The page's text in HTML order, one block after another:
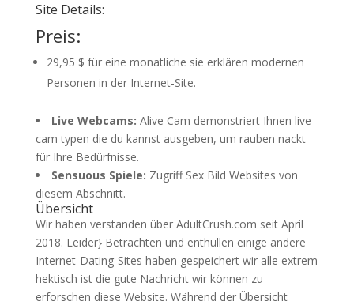
Site Details:
Preis:
29,95 $ für eine monatliche sie erklären modernen
Personen in der Internet-Site.
Live Webcams: Alive Cam demonstriert Ihnen live
cam typen die du kannst ausgeben, um rauben nackt
für Ihre Bedürfnisse.
Sensuous Spiele: Zugriff Sex Bild Websites von
diesem Abschnitt.
Übersicht
Wir haben verstanden über AdultCrush.com seit April
2018. Leider} Betrachten und enthüllen einige andere
Internet-Dating-Sites haben gespeichert wir alle extrem
hektisch ist die gute Nachricht wir können zu
erforschen diese Website. Während der Übersicht